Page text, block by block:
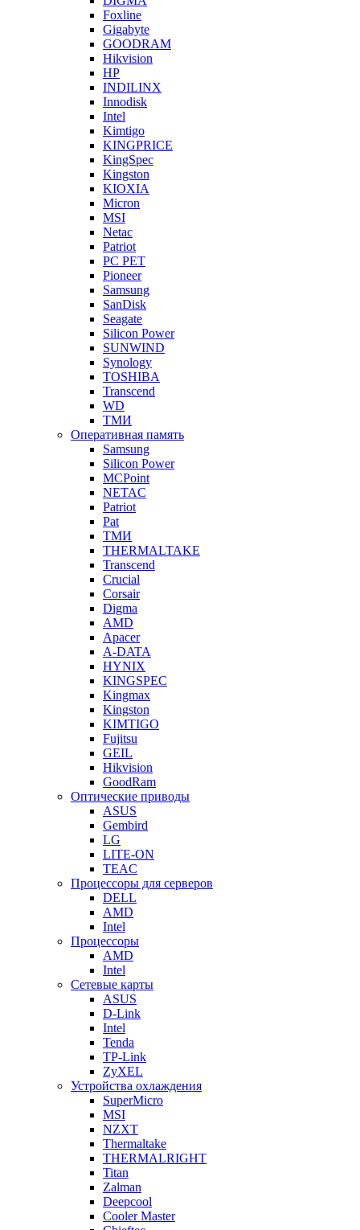
Foxline
Gigabyte
GOODRAM
Hikvision
HP
INDILINX
Innodisk
Intel
Kimtigo
KINGPRICE
KingSpec
Kingston
KIOXIA
Micron
MSI
Netac
Patriot
PC PET
Pioneer
Samsung
SanDisk
Seagate
Silicon Power
SUNWIND
Synology
TOSHIBA
Transcend
WD
ТМИ
Оперативная память
Samsung
Silicon Power
MCPoint
NETAC
Patriot
Pat
ТМИ
THERMALTAKE
Transcend
Crucial
Corsair
Digma
AMD
Apacer
A-DATA
HYNIX
KINGSPEC
Kingmax
Kingston
KIMTIGO
Fujitsu
GEIL
Hikvision
GoodRam
Оптические приводы
ASUS
Gembird
LG
LITE-ON
TEAC
Процессоры для серверов
DELL
AMD
Intel
Процессоры
AMD
Intel
Сетевые карты
ASUS
D-Link
Intel
Tenda
TP-Link
ZyXEL
Устройства охлаждения
SuperMicro
MSI
NZXT
Thermaltake
THERMALRIGHT
Titan
Zalman
Deepcool
Cooler Master